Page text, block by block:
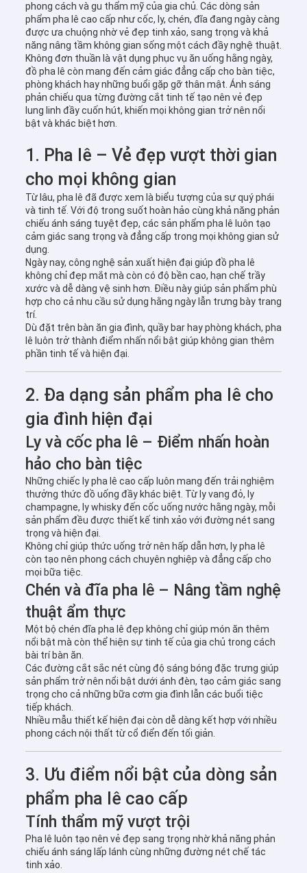
phong cách và gu thẩm mỹ của gia chủ. Các dòng sản
phẩm pha lê cao cấp như cốc, ly, chén, đĩa đang ngày càng
được ưa chuộng nhờ vẻ đẹp tinh xảo, sang trọng và khả
năng nâng tầm không gian sống một cách đầy nghệ thuật.
Không đơn thuần là vật dụng phục vụ ăn uống hằng ngày,
đồ pha lê còn mang đến cảm giác đẳng cấp cho bàn tiệc,
phòng khách hay những buổi gặp gỡ thân mật. Ánh sáng
phản chiếu qua từng đường cắt tinh tế tạo nên vẻ đẹp
lung linh đầy cuốn hút, khiến mọi không gian trở nên nổi
bật và khác biệt hơn.
1. Pha lê – Vẻ đẹp vượt thời gian
cho mọi không gian
Từ lâu, pha lê đã được xem là biểu tượng của sự quý phái
và tinh tế. Với độ trong suốt hoàn hảo cùng khả năng phản
chiếu ánh sáng tuyệt đẹp, các sản phẩm pha lê luôn tạo
cảm giác sang trọng và đẳng cấp trong mọi không gian sử
dụng.
Ngày nay, công nghệ sản xuất hiện đại giúp đồ pha lê
không chỉ đẹp mắt mà còn có độ bền cao, hạn chế trầy
xước và dễ dàng vệ sinh hơn. Điều này giúp sản phẩm phù
hợp cho cả nhu cầu sử dụng hằng ngày lẫn trưng bày trang
trí.
Dù đặt trên bàn ăn gia đình, quầy bar hay phòng khách, pha
lê luôn trở thành điểm nhấn nổi bật giúp không gian thêm
phần tinh tế và hiện đại.
2. Đa dạng sản phẩm pha lê cho
gia đình hiện đại
Ly và cốc pha lê – Điểm nhấn hoàn
hảo cho bàn tiệc
Những chiếc ly pha lê cao cấp luôn mang đến trải nghiệm
thưởng thức đồ uống đầy khác biệt. Từ ly vang đỏ, ly
champagne, ly whisky đến cốc uống nước hằng ngày, mỗi
sản phẩm đều được thiết kế tinh xảo với đường nét sang
trọng và hiện đại.
Không chỉ giúp thức uống trở nên hấp dẫn hơn, ly pha lê
còn tạo nên phong cách chuyên nghiệp và đẳng cấp cho
mọi bữa tiệc.
Chén và đĩa pha lê – Nâng tầm nghệ
thuật ẩm thực
Một bộ chén đĩa pha lê đẹp không chỉ giúp món ăn thêm
nổi bật mà còn thể hiện sự tinh tế của gia chủ trong cách
bài trí bàn ăn.
Các đường cắt sắc nét cùng độ sáng bóng đặc trưng giúp
sản phẩm trở nên nổi bật dưới ánh đèn, tạo cảm giác sang
trọng cho cả những bữa cơm gia đình lẫn các buổi tiệc
tiếp khách.
Nhiều mẫu thiết kế hiện đại còn dễ dàng kết hợp với nhiều
phong cách nội thất từ cổ điển đến tối giản.
3. Ưu điểm nổi bật của dòng sản
phẩm pha lê cao cấp
Tính thẩm mỹ vượt trội
Pha lê luôn tạo nên vẻ đẹp sang trọng nhờ khả năng phản
chiếu ánh sáng lấp lánh cùng những đường nét chế tác
tinh xảo.